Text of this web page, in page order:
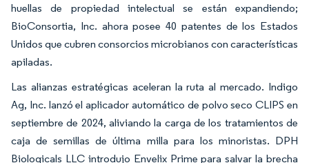
huellas de propiedad intelectual se están expandiendo;
BioConsortia, Inc. ahora posee 40 patentes de los Estados
Unidos que cubren consorcios microbianos con características
apiladas.
Las alianzas estratégicas aceleran la ruta al mercado. Indigo
Ag, Inc. lanzó el aplicador automático de polvo seco CLIPS en
septiembre de 2024, aliviando la carga de los tratamientos de
caja de semillas de última milla para los minoristas. DPH
Biologicals LLC introdujo Envelix Prime para salvar la brecha